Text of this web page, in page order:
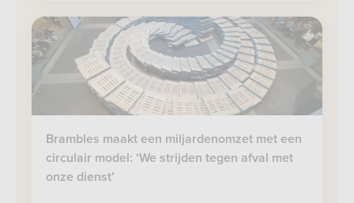
Brambles maakt een miljardenomzet met een
circulair model: ‘We strijden tegen afval met
onze dienst’